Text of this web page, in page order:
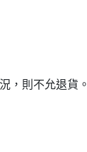
，則不允退貨。